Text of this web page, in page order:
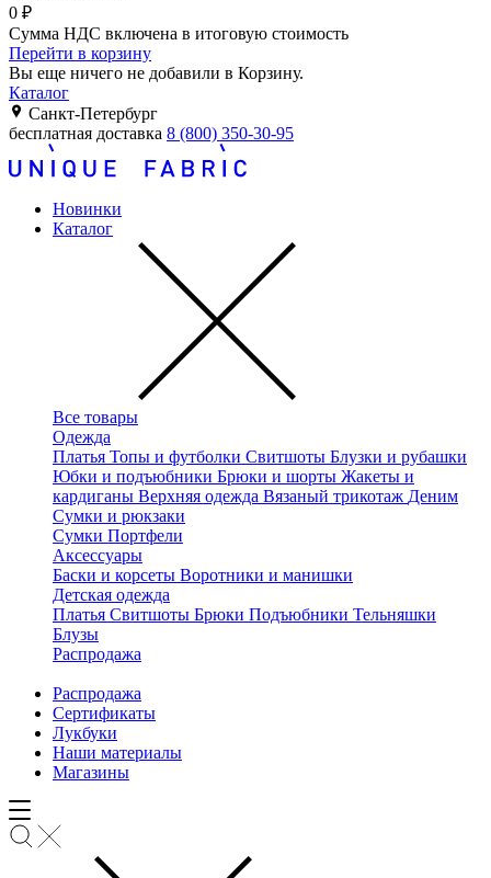
0 ₽
Сумма НДС включена в итоговую стоимость
Перейти в корзину
Вы еще ничего не добавили в Корзину.
Каталог
Санкт-Петербург
бесплатная доставка 8 (800) 350-30-95
Новинки
Каталог
Все товары
Одежда
Платья Топы и футболки Свитшоты Блузки и рубашки
Юбки и подъюбники Брюки и шорты Жакеты и
кардиганы Верхняя одежда Вязаный трикотаж Деним
Сумки и рюкзаки
Сумки Портфели
Аксессуары
Баски и корсеты Воротники и манишки
Детская одежда
Платья Свитшоты Брюки Подъюбники Тельняшки
Блузы
Распродажа
Распродажа
Сертификаты
Лукбуки
Наши материалы
Магазины